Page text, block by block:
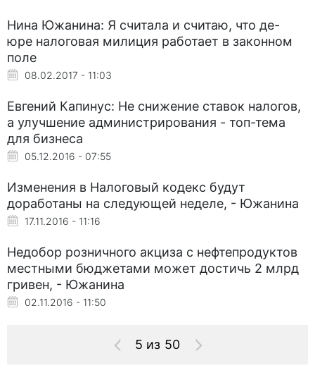
Нина Южанина: Я считала и считаю, что де-
юре налоговая милиция работает в законном
поле
08.02.2017 - 11:03
Евгений Капинус: Не снижение ставок налогов,
а улучшение администрирования - топ-тема
для бизнеса
05.12.2016 - 07:55
Изменения в Налоговый кодекс будут
доработаны на следующей неделе, - Южанина
17.11.2016 - 11:16
Недобор розничного акциза с нефтепродуктов
местными бюджетами может достичь 2 млрд
гривен, - Южанина
02.11.2016 - 11:50
5 из 50